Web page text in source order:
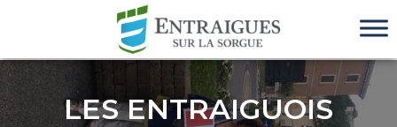
LES ENTRAIGUOIS